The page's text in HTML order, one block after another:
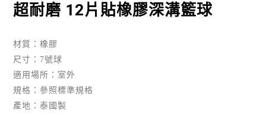
超耐磨 12片貼橡膠深溝籃球
材質：橡膠
尺寸：7號球
適用場所：室外
規格：參照標準規格
產地：泰國製